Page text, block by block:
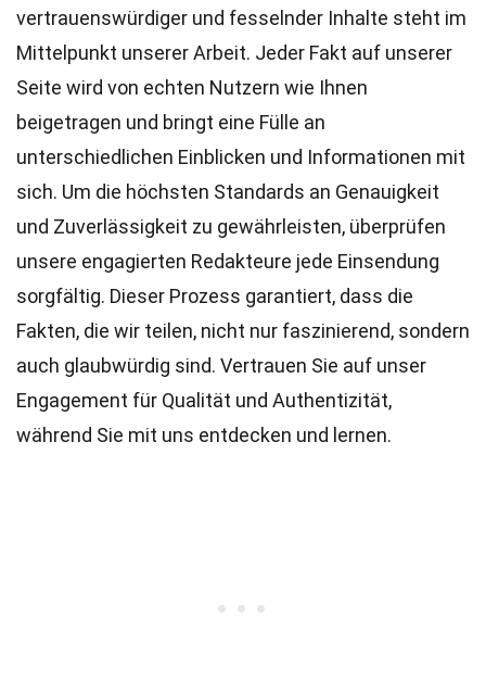
vertrauenswürdiger und fesselnder Inhalte steht im
Mittelpunkt unserer Arbeit. Jeder Fakt auf unserer
Seite wird von echten Nutzern wie Ihnen
beigetragen und bringt eine Fülle an
unterschiedlichen Einblicken und Informationen mit
sich. Um die höchsten Standards an Genauigkeit
und Zuverlässigkeit zu gewährleisten, überprüfen
unsere engagierten Redakteure jede Einsendung
sorgfältig. Dieser Prozess garantiert, dass die
Fakten, die wir teilen, nicht nur faszinierend, sondern
auch glaubwürdig sind. Vertrauen Sie auf unser
Engagement für Qualität und Authentizität,
während Sie mit uns entdecken und lernen.